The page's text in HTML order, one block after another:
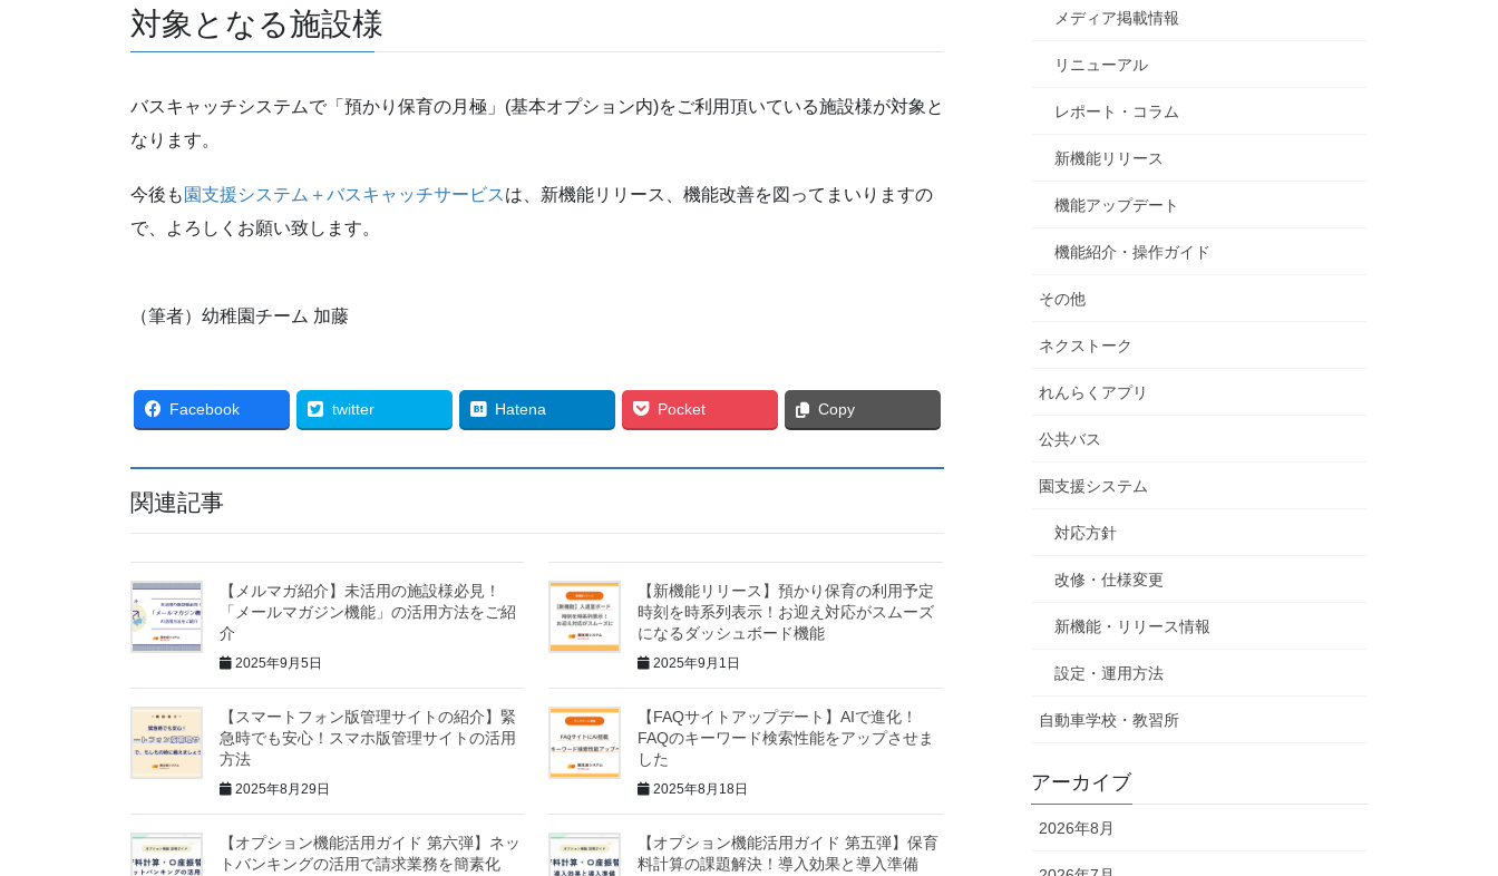
対象となる施設様
バスキャッチシステムで「預かり保育の月極」(基本オプション内)をご利用頂いている施設様が対象と
なります。
今後も 園支援システム＋バスキャッチサービスは、新機能リリース、機能改善を図ってまいりますの
で、よろしくお願い致します。
（筆者）幼稚園チーム 加藤
Facebook twitter Hatena Pocket Copy
関連記事
【メルマガ紹介】未活用の施設様必見！
「メールマガジン機能」の活用方法をご紹
介
2025年9月5日
【新機能リリース】預かり保育の利用予定
時刻を時系列表示！お迎え対応がスムーズ
になるダッシュボード機能
2025年9月1日
【スマートフォン版管理サイトの紹介】緊
急時でも安心！スマホ版管理サイトの活用
方法
2025年8月29日
【FAQサイトアップデート】AIで進化！
FAQのキーワード検索性能をアップさせま
した
2025年8月18日
【オプション機能活用ガイド 第六弾】ネッ
トバンキングの活用で請求業務を簡素化
【オプション機能活用ガイド 第五弾】保育
料計算の課題解決！導入効果と導入準備
メディア掲載情報
リニューアル
レポート・コラム
新機能リリース
機能アップデート
機能紹介・操作ガイド
その他
ネクストーク
れんらくアプリ
公共バス
園支援システム
対応方針
改修・仕様変更
新機能・リリース情報
設定・運用方法
自動車学校・教習所
アーカイブ
2026年8月